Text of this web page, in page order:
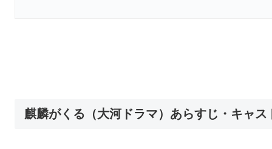
麒麟がくる（大河ドラマ）あらすじ・キャ